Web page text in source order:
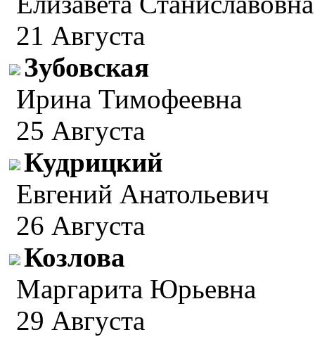
21 Августа
Зубовская
Ирина Тимофеевна
25 Августа
Кудрицкий
Евгений Анатольевич
26 Августа
Козлова
Маргарита Юрьевна
29 Августа